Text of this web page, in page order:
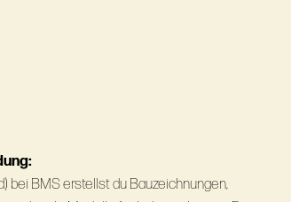
bei BMS erstellst du Bauzeichnungen,